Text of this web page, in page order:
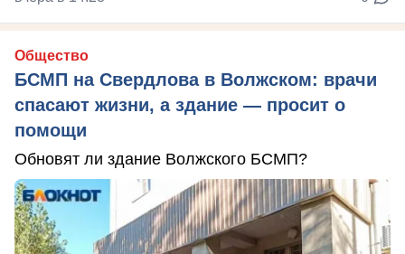
Общество
БСМП на Свердлова в Волжском: врачи
спасают жизни, а здание — просит о
помощи
Обновят ли здание Волжского БСМП?